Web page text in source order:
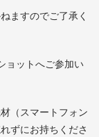
ますのでご了承く
ョットへご参加い
（スマートフォン
ずにお持ちくださ